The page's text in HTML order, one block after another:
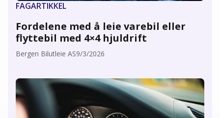
FAGARTIKKEL
Fordelene med å leie varebil eller
flyttebil med 4×4 hjuldrift
Bergen Bilutleie AS9/3/2026